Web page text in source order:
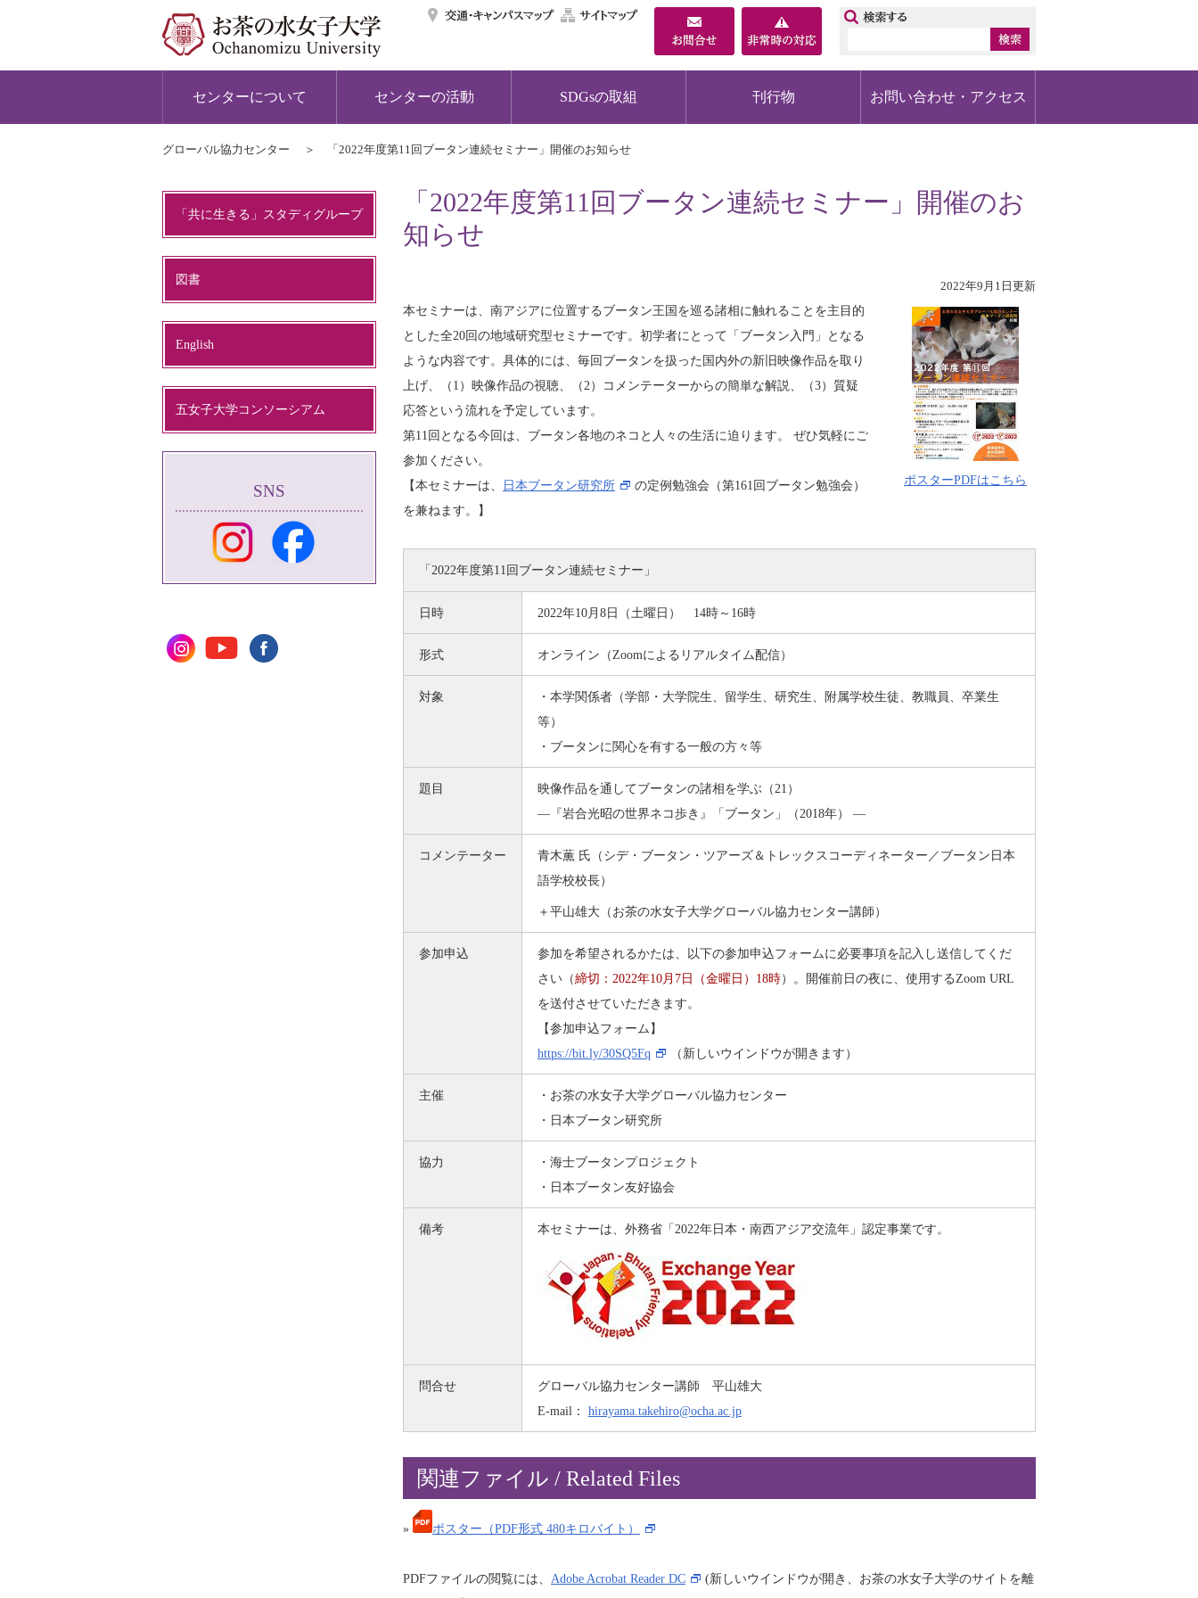
交通・キャンパスマップ
サイトマップ
センターについて センターの活動 SDGsの取組 刊行物 お問い合わせ・アクセス
グローバル協力センター 「2022年度第11回ブータン連続セミナー」開催のお知らせ
「2022年度第11回ブータン連続セミナー」開催のお
知らせ
2022年9月1日更新
ポスターPDFはこちら
本セミナーは、南アジアに位置するブータン王国を巡る諸相に触れることを主目的
とした全20回の地域研究型セミナーです。初学者にとって「ブータン入門」となる
ような内容です。具体的には、毎回ブータンを扱った国内外の新旧映像作品を取り
上げ、（1）映像作品の視聴、（2）コメンテーターからの簡単な解説、（3）質疑
応答という流れを予定しています。
第11回となる今回は、ブータン各地のネコと人々の生活に迫ります。 ぜひ気軽にご
参加ください。
【本セミナーは、
日本ブータン研究所
の定例勉強会（第161回ブータン勉強会）
を兼ねます。】
「2022年度第11回ブータン連続セミナー」
日時 2022年10月8日（土曜日） 14時～16時
形式 オンライン（Zoomによるリアルタイム配信）
対象
・本学関係者（学部・大学院生、留学生、研究生、附属学校生徒、教職員、卒業生
等）
・ブータンに関心を有する一般の方々等
題目
映像作品を通してブータンの諸相を学ぶ（21）
―『岩合光昭の世界ネコ歩き』「ブータン」（2018年） ―
コメンテーター
青木薫 氏（シデ・ブータン・ツアーズ＆トレックスコーディネーター／ブータン日本
語学校校長）
＋平山雄大（お茶の水女子大学グローバル協力センター講師）
参加申込
参加を希望されるかたは、以下の参加申込フォームに必要事項を記入し送信してくだ
さい（締切：2022年10月7日（金曜日）18時）。開催前日の夜に、使用するZoom URL
を送付させていただきます。
【参加申込フォーム】
https://bit.ly/30SQ5Fq
（新しいウインドウが開きます）
主催
・お茶の水女子大学グローバル協力センター
・日本ブータン研究所
協力
・海士ブータンプロジェクト
・日本ブータン友好協会
備考 本セミナーは、外務省「2022年日本・南西アジア交流年」認定事業です。
問合せ
グローバル協力センター講師 平山雄大
E-mail： hirayama.takehiro@ocha.ac.jp
関連ファイル / Related Files
» ポスター（PDF形式 480キロバイト）
PDFファイルの閲覧には、 Adobe Acrobat Reader DC
(新しいウインドウが開き、お茶の水女子大学のサイトを離
「共に生きる」スタディグループ
図書
English
五女子大学コンソーシアム
SNS